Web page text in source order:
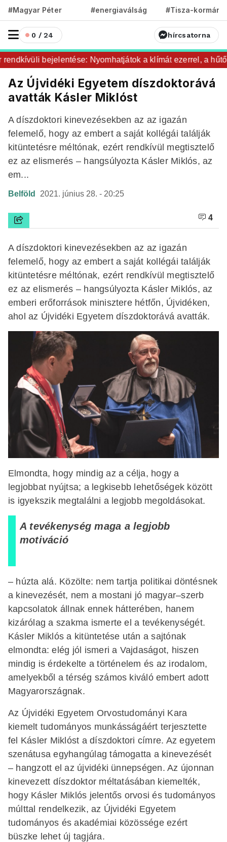
#Magyar Péter #energiaválság #Tisza-kormány
0 / 24 hírcsatorna
bejelentése: Nyomhatjátok a klímát ezerrel, a
Az Újvidéki Egyetem díszdoktorává
avatták Kásler Miklóst
A díszdoktori kinevezésekben az az igazán
felemelő, hogy az embert a saját kollégái találják
kitüntetésre méltónak, ezért rendkívül megtisztelő
ez az elismerés – hangsúlyozta Kásler Miklós, az
em...
Belföld 2021. június 28. - 20:25
4
A díszdoktori kinevezésekben az az igazán
felemelő, hogy az embert a saját kollégái találják
kitüntetésre méltónak, ezért rendkívül megtisztelő
ez az elismerés – hangsúlyozta Kásler Miklós, az
emberi erőforrások minisztere hétfőn, Újvidéken,
ahol az Újvidéki Egyetem díszdoktorává avatták.
Elmondta, hogy mindig az a célja, hogy a
legjobbat nyújtsa; a legkisebb lehetőségek között
is igyekszik megtalálni a legjobb megoldásokat.
A tevékenység maga a legjobb
motiváció
– húzta alá. Közölte: nem tartja politikai döntésnek
a kinevezését, nem a mostani jó magyar–szerb
kapcsolatok állnak ennek hátterében, hanem
kizárólag a szakma ismerte el a tevékenységét.
Kásler Miklós a kitüntetése után a sajtónak
elmondta: elég jól ismeri a Vajdaságot, hiszen
mindig is érdekelte a történelem és az irodalom,
amelyekből a térség számos kiváló embert adott
Magyarországnak.
Az Újvidéki Egyetem Orvostudományi Kara
kiemelt tudományos munkásságáért terjesztette
fel Kásler Miklóst a díszdoktori címre. Az egyetem
szenátusa egyhangúlag támogatta a kinevezését
– hangzott el az újvidéki ünnepségen. Az újonnan
kinevezett díszdoktor méltatásában kiemelték,
hogy Kásler Miklós jelentős orvosi és tudományos
múlttal rendelkezik, az Újvidéki Egyetem
tudományos és akadémiai közössége ezért
büszke lehet új tagjára.